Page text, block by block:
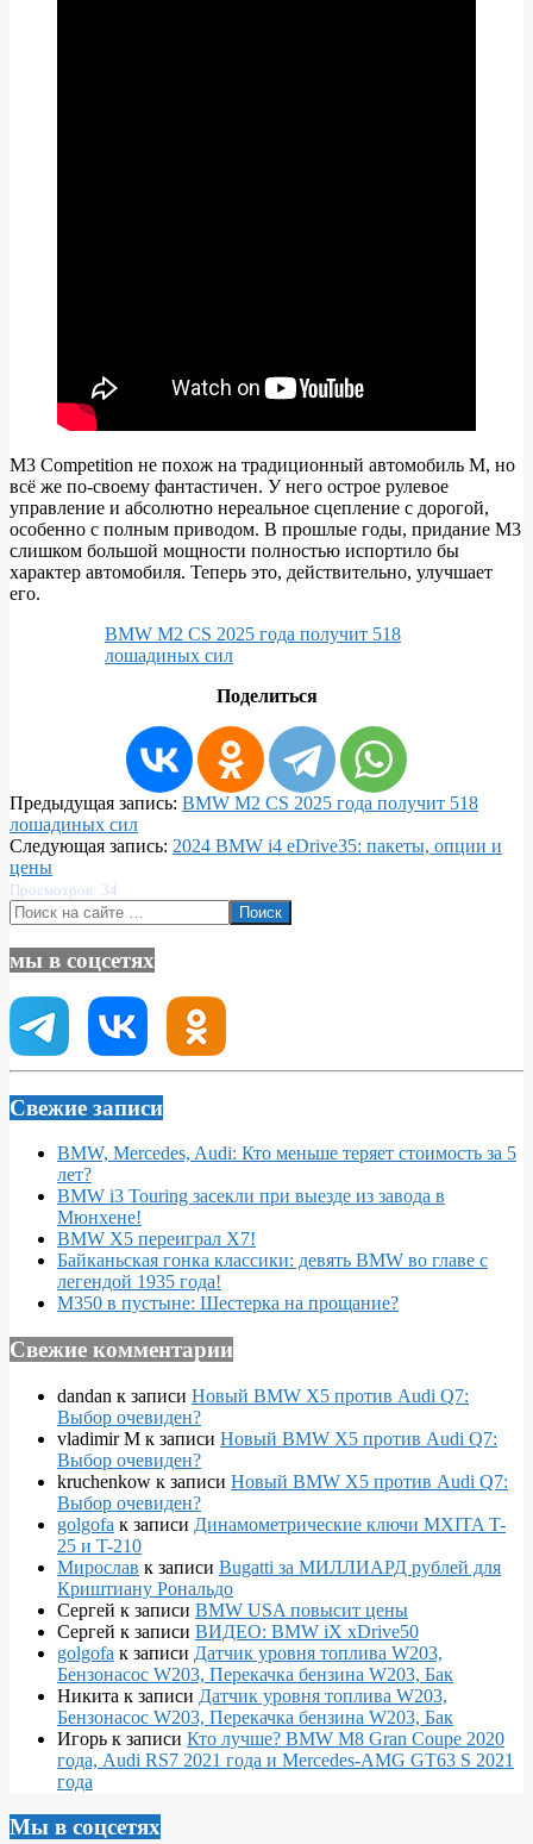
M3 Competition не похож на традиционный автомобиль М, но
всё же по-своему фантастичен. У него острое рулевое
управление и абсолютно нереальное сцепление с дорогой,
особенно с полным приводом. В прошлые годы, придание M3
слишком большой мощности полностью испортило бы
характер автомобиля. Теперь это, действительно, улучшает
его.
BMW M2 CS 2025 года получит 518
лошадиных сил
Поделиться
2023-
06-
05
Предыдущая запись: BMW M2 CS 2025 года получит 518
лошадиных сил
Следующая запись: 2024 BMW i4 eDrive35: пакеты, опции и
цены
Просмотров: 34
Поиск
мы в соцсетях
Свежие записи
BMW, Mercedes, Audi: Кто меньше теряет стоимость за 5
лет?
BMW i3 Touring засекли при выезде из завода в
Мюнхене!
BMW X5 переиграл X7!
Байканьская гонка классики: девять BMW во главе с
легендой 1935 года!
M350 в пустыне: Шестерка на прощание?
Свежие комментарии
dandan к записи Новый BMW X5 против Audi Q7:
Выбор очевиден?
vladimir M к записи Новый BMW X5 против Audi Q7:
Выбор очевиден?
kruchenkow к записи Новый BMW X5 против Audi Q7:
Выбор очевиден?
golgofa к записи Динамометрические ключи MXITA T-
25 и T-210
Мирослав к записи Bugatti за МИЛЛИАРД рублей для
Криштиану Рональдо
Сергей к записи BMW USA повысит цены
Сергей к записи ВИДЕО: BMW iX xDrive50
golgofa к записи Датчик уровня топлива W203,
Бензонасос W203, Перекачка бензина W203, Бак
Никита к записи Датчик уровня топлива W203,
Бензонасос W203, Перекачка бензина W203, Бак
Игорь к записи Кто лучше? BMW M8 Gran Coupe 2020
года, Audi RS7 2021 года и Mercedes-AMG GT63 S 2021
года
Мы в соцсетях